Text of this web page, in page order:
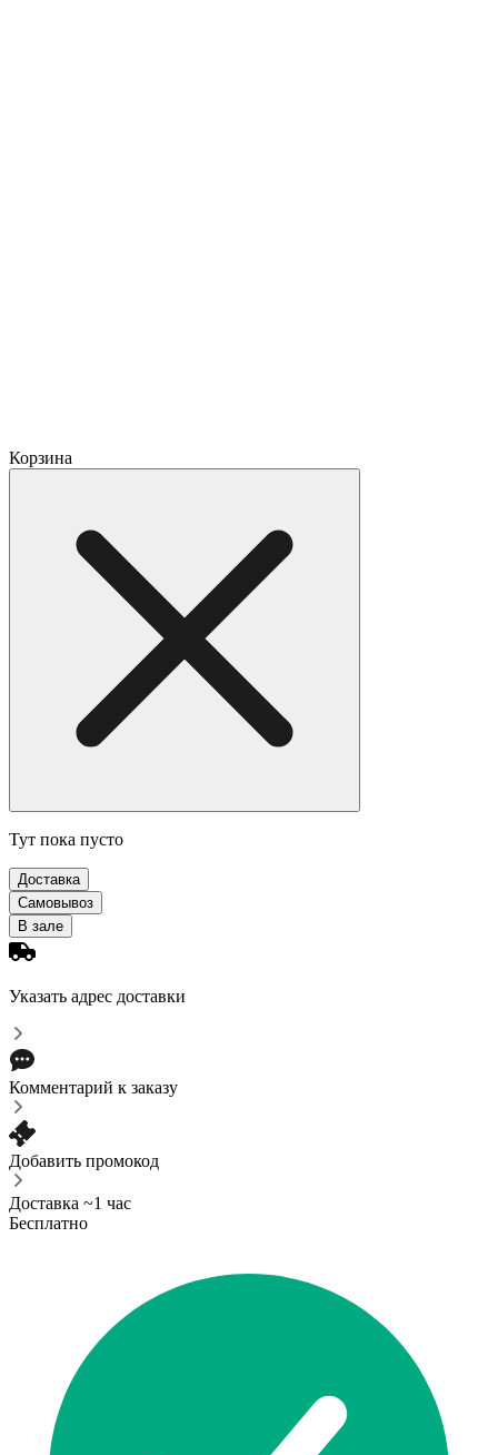
Корзина
Тут пока пусто
Доставка
Самовывоз
В зале
Указать адрес доставки
Комментарий к заказу
Добавить промокод
Доставка ~1 час
Бесплатно